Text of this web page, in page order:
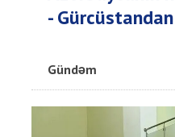
-
Gündəm